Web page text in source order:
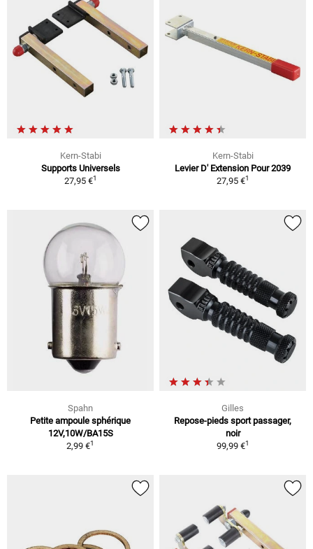
Kern-Stabi
Supports Universels
27,95 €1
Kern-Stabi
Levier D' Extension Pour 2039
27,95 €1
Spahn
Petite ampoule sphérique
12V,10W/BA15S
2,99 €1
Gilles
Repose-pieds sport passager,
noir
99,99 €1